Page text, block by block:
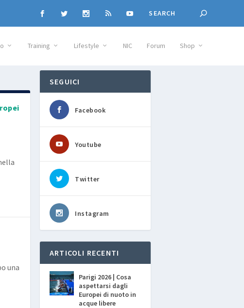
Training Lifestyle NIC Forum Shop
una
SEGUICI
Facebook
Youtube
Twitter
Instagram
ARTICOLI RECENTI
Parigi 2026 | Cosa
aspettarsi dagli
Europei di nuoto in
acque libere